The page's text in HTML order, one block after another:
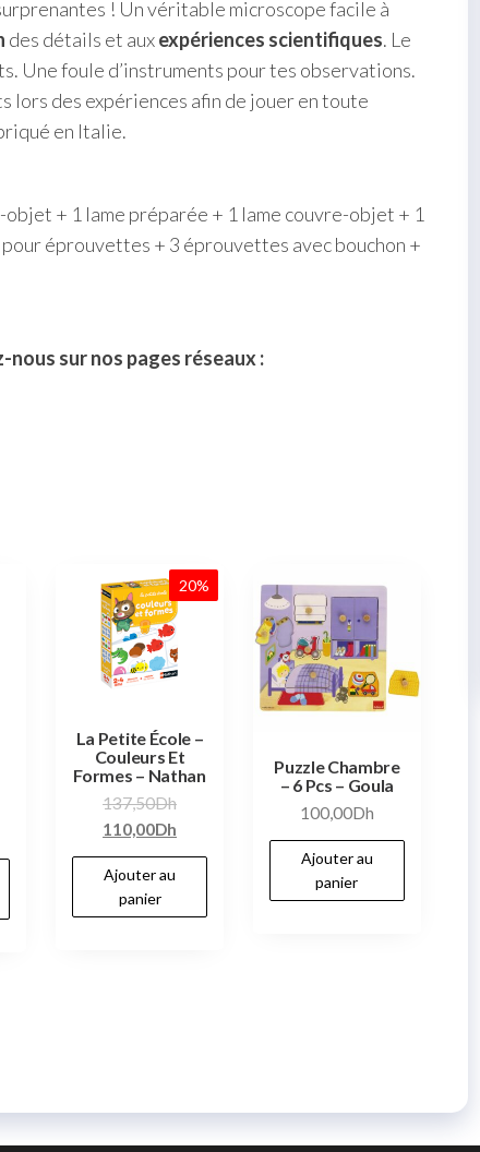
! Un véritable microscope facile à
des détails et auxexpériences scientifiques. Le
Une foule d’instruments pour tes observations.
lors des expériences afin de jouer en toute
en Italie.
+ 1 lame préparée + 1 lame couvre-objet + 1
éprouvettes + 3 éprouvettes avec bouchon +
sur nos pages réseaux :
20%
La Petite École –
Couleurs Et
Formes – Nathan
137,50Dh
110,00Dh
Ajouter au
panier
Puzzle Chambre
– 6 Pcs – Goula
100,00Dh
Ajouter au
panier